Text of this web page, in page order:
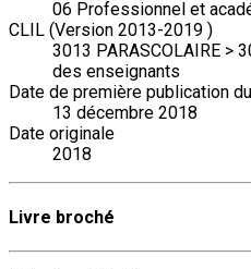
06 Professionnel et
CLIL (Version 2013-2019 )
3013 PARASCOLAIRE >
des enseignants
Date de première publication
13 décembre 2018
Date originale
2018
Livre broché